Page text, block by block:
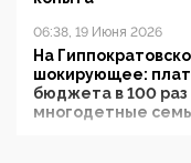
06:38, 19 Июня 2026
На
шокирующее:
бюджета в 100
многодетные